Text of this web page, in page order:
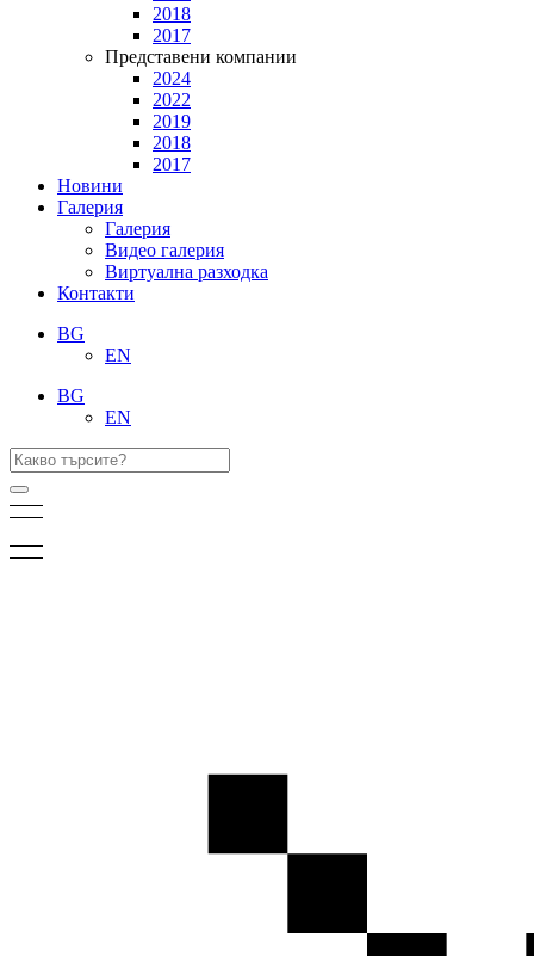
2018
2017
Представени компании
2024
2022
2019
2018
2017
Новини
Галерия
Галерия
Видео галерия
Виртуална разходка
Контакти
BG
EN
BG
EN